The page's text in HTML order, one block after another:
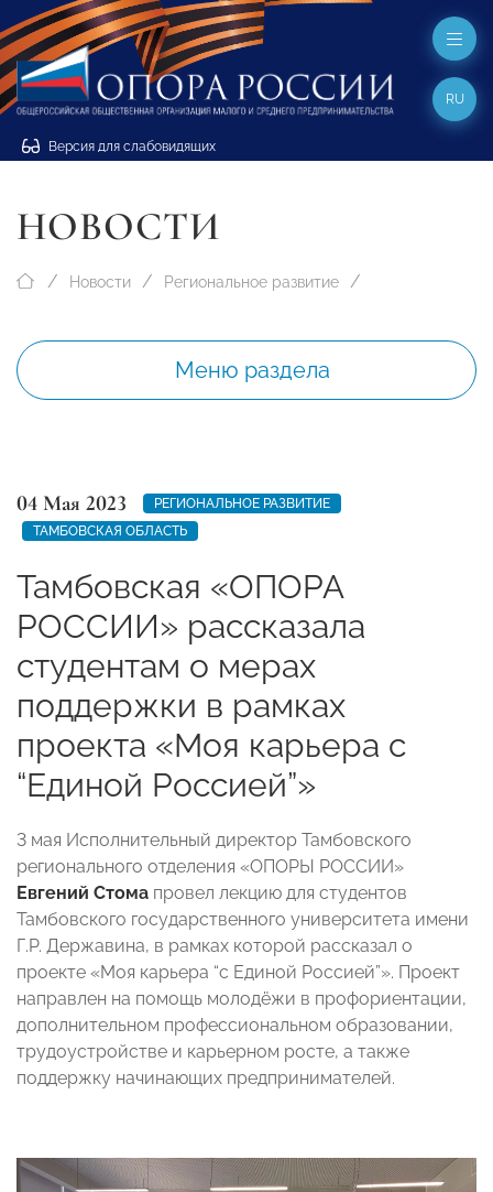
Версия для слабовидящих
RU
НОВОСТИ
Новости Региональное развитие
Меню раздела
04 Мая 2023
РЕГИОНАЛЬНОЕ РАЗВИТИЕ
ТАМБОВСКАЯ ОБЛАСТЬ
Тамбовская «ОПОРА
РОССИИ» рассказала
студентам о мерах
поддержки в рамках
проекта «Моя карьера с
“Единой Россией”»
3 мая Исполнительный директор Тамбовского
регионального отделения «ОПОРЫ РОССИИ»
Евгений Стома провел лекцию для студентов
Тамбовского государственного университета имени
Г.Р. Державина, в рамках которой рассказал о
проекте «Моя карьера “с Единой Россией”». Проект
направлен на помощь молодёжи в профориентации,
дополнительном профессиональном образовании,
трудоустройстве и карьерном росте, а также
поддержку начинающих предпринимателей.